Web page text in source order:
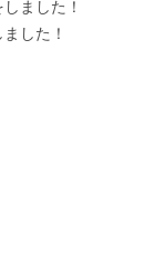
ました！
した！